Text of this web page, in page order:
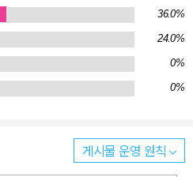
업에 넘어가기도 했다. 이로 인해 하
리에 내몰리면서 가정의 붕괴로까
이미 옛날 말이 되었고, 사오정이
등장하기도 했다. 이제 아버지 세대
실한 것이 가장의 본분이자 책무가
부 넘게 나간 이 책은 부자와 가난이
장들에게 요구되는 것이 무엇인지를
36.0%
24.0%
0%
0%
게시물 운영 원칙